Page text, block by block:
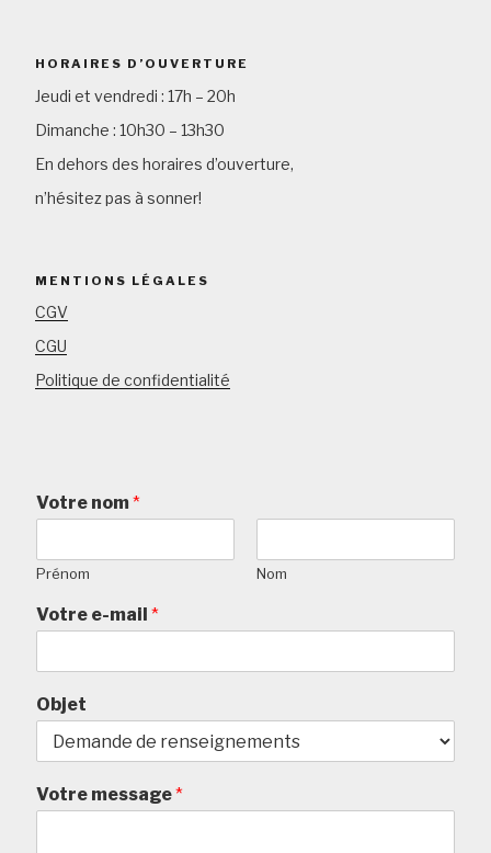
HORAIRES D’OUVERTURE
Jeudi et vendredi : 17h – 20h
Dimanche : 10h30 – 13h30
En dehors des horaires d’ouverture,
n’hésitez pas à sonner!
MENTIONS LÉGALES
CGV
CGU
Politique de confidentialité
Votre nom*
Prénom Nom
Votre e-mail *
Objet
Votre message*